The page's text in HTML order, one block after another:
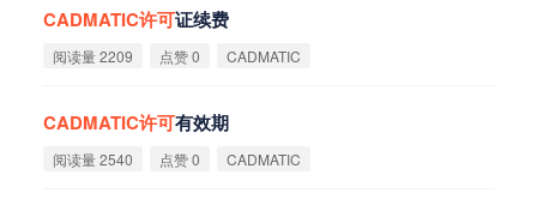
CADMATIC许可证续费
阅读量 2209 点赞 0 CADMATIC
CADMATIC许可有效期
阅读量 2540 点赞 0 CADMATIC